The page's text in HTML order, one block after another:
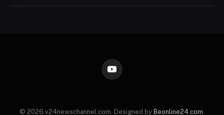
YouTube
© 2026 v24newschannel.com. Designed by Beonline24.com.